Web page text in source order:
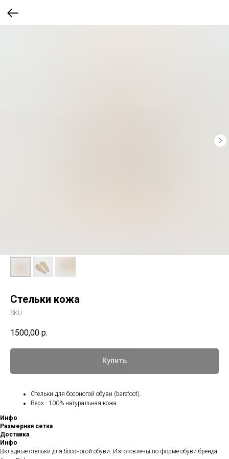
Стельки кожа
SKU:
1500,00 р.
Купить
Стельки для босоногой обуви (barefoot).
Верх - 100% натуральная кожа.
Инфо
Размерная сетка
Доставка
Инфо
Вкладные стельки для босоногой обуви. Изготовлены по форме обуви бренда